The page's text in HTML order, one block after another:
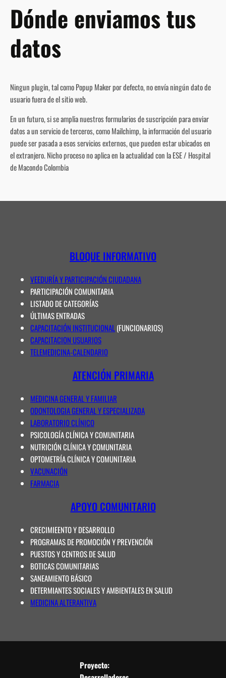
Dónde enviamos tus
datos
Ningun plugin, tal como Popup Maker por defecto, no envía ningún dato de
usuario fuera de el sitio web.
En un futuro, si se amplia nuestros formularios de suscripción para enviar
datos a un servicio de terceros, como Mailchimp, la información del usuario
puede ser pasada a esos servicios externos, que pueden estar ubicados en
el extranjero. Nicho proceso no aplica en la actualidad con la ESE / Hospital
de Macondo Colombia
BLOQUE INFORMATIVO
VEEDURÍA Y PARTICIPACIÓN CIUDADANA
PARTICIPACIÓN COMUNITARIA
LISTADO DE CATEGORÍAS
ÚLTIMAS ENTRADAS
CAPACITACIÓN INSTITUCIONAL(FUNCIONARIOS)
CAPACITACION USUARIOS
TELEMEDICINA-CALENDARIO
ATENCIÓN PRIMARIA
MEDICINA GENERAL Y FAMILIAR
ODONTOLOGIA GENERAL Y ESPECIALIZADA
LABORATORIO CLÍNICO
PSICOLOGÍA CLÍNICA Y COMUNITARIA
NUTRICIÓN CLÍNICA Y COMUNITARIA
OPTOMETRÍA CLÍNICA Y COMUNITARIA
VACUNACIÓN
FARMACIA
APOYO COMUNITARIO
CRECIMIEENTO Y DESARROLLO
PROGRAMAS DE PROMOCIÓN Y PREVENCIÓN
PUESTOS Y CENTROS DE SALUD
BOTICAS COMUNITARIAS
SANEAMIENTO BÁSICO
DETERMIANTES SOCIALES Y AMBIENTALES EN SALUD
MEDICINA ALTERANTIVA
Proyecto: